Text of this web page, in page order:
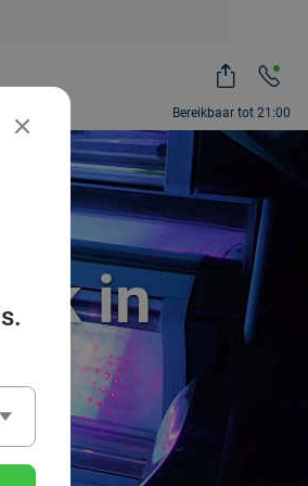
Bereikbaar tot 21:00
in